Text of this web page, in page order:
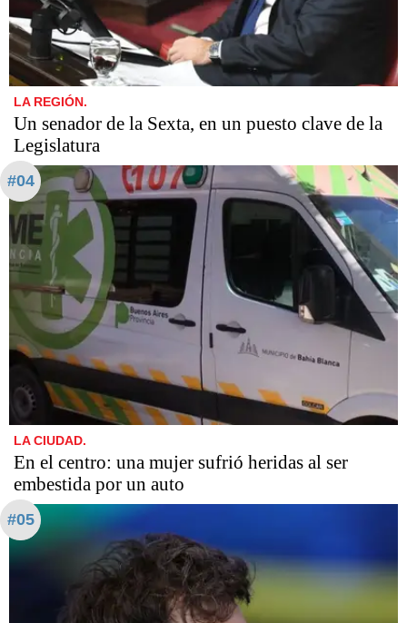
LA REGIÓN.
Un senador de la Sexta, en un puesto clave de la
Legislatura
#04
LA CIUDAD.
En el centro: una mujer sufrió heridas al ser
embestida por un auto
#05